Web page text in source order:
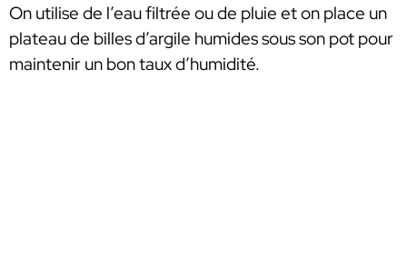
On utilise de l’eau filtrée ou de pluie et on place un
plateau de billes d’argile humides sous son pot pour
maintenir un bon taux d’humidité.